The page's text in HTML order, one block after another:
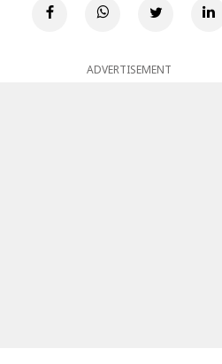
ADVERTISEMENT